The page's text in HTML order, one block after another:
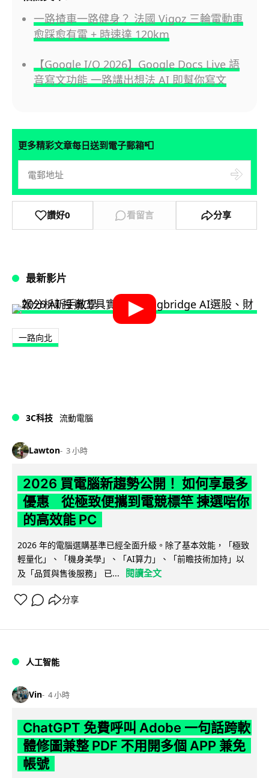
一路揸車一路健身？ 法國 Vigoz 三輪電動車
愈踩愈有電 + 時速達 120km
【Google I/O 2026】Google Docs Live 語
音寫文功能 一路講出想法 AI 即幫你寫文
更多精彩文章每日送到電子郵箱📮
讚好0 看留言 分享
最新影片
一路向北
3C科技 流動電腦
Lawton 3 小時
2026 買電腦新趨勢公開！ 如何享最多
優惠 從極致便攜到電競標竿 揀選啱你
的高效能 PC
2026 年的電腦選購基準已經全面升級。除了基本效能，「極致
輕量化」、「機身美學」、「AI算力」、「前瞻技術加持」以
及「品質與售後服務」 已...
閱讀全文
分享
人工智能
Vin 4 小時
ChatGPT 免費呼叫 Adobe 一句話跨軟
體修圖兼整 PDF 不用開多個 APP 兼免
帳號